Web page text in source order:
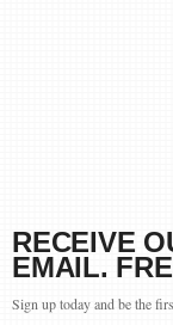
RECEIVE
EMAIL.
Sign up today and be the